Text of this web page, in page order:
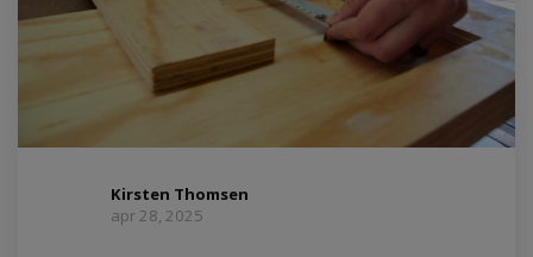
Kirsten Thomsen
apr 28, 2025